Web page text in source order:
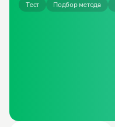
Тест Подбор метода